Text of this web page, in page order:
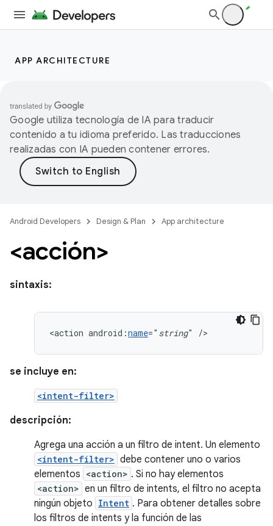
APP ARCHITECTURE
Google utiliza tecnología de IA para traducir
contenido a tu idioma preferido. Las traducciones
realizadas con IA pueden contener errores.
Android Developers Design & Plan App architecture
<acción>
sintaxis:
<action android:name=" string" />
se incluye en:
<intent-filter>
descripción:
Agrega una acción a un filtro de intent. Un elemento
<intent-filter> debe contener uno o varios
elementos <action> . Si no hay elementos
<action> en un filtro de intents, el filtro no acepta
ningún objeto Intent . Para obtener detalles sobre
los filtros de intents y la función de las